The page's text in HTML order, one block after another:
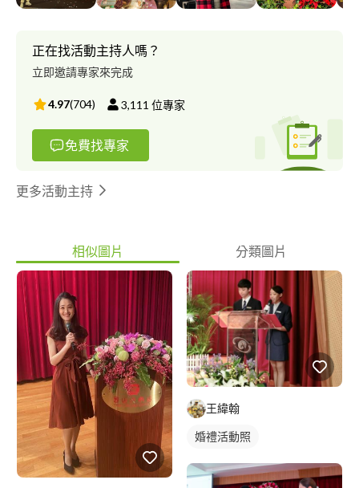
正在找活動主持人嗎？
立即邀請專家來完成
4.97(704) 3,111 位專家
免費找專家
更多活動主持
相似圖片 分類圖片
王緯翰
婚禮活動照